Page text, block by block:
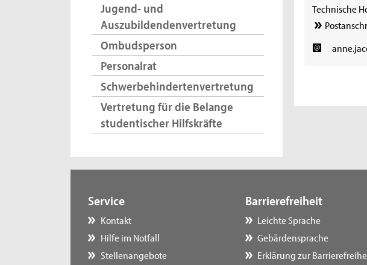
Jugend- und
Auszubildendenvertretung
Ombudsperson
Personalrat
Schwerbehindertenvertretung
Vertretung für die Belange
studentischer Hilfskräfte
Technische
Service
Kontakt
Hilfe im Notfall
Stellenangebote
Barrierefreiheit
Leichte Sprache
Gebärdensprache
Erklärung zur